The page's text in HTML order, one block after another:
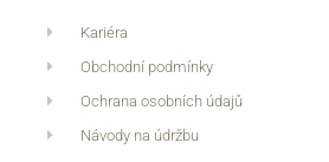
Kariéra
Obchodní podmínky
Ochrana osobních údajů
Návody na údržbu